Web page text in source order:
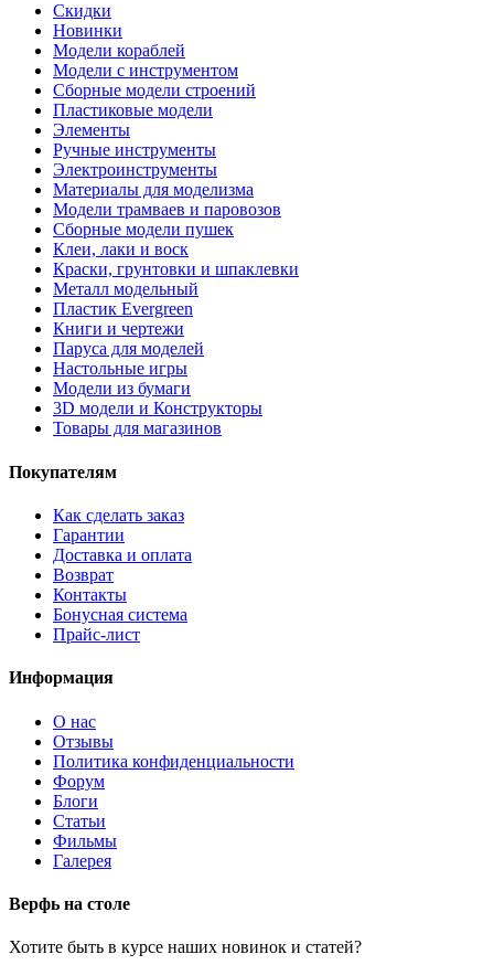
Скидки
Новинки
Модели кораблей
Модели с инструментом
Сборные модели строений
Пластиковые модели
Элементы
Ручные инструменты
Электроинструменты
Материалы для моделизма
Модели трамваев и паровозов
Сборные модели пушек
Клеи, лаки и воск
Краски, грунтовки и шпаклевки
Металл модельный
Пластик Evergreen
Книги и чертежи
Паруса для моделей
Настольные игры
Модели из бумаги
3D модели и Конструкторы
Товары для магазинов
Покупателям
Как сделать заказ
Гарантии
Доставка и оплата
Возврат
Контакты
Бонусная система
Прайс-лист
Информация
О нас
Отзывы
Политика конфиденциальности
Форум
Блоги
Статьи
Фильмы
Галерея
Верфь на столе
Хотите быть в курсе наших новинок и статей?